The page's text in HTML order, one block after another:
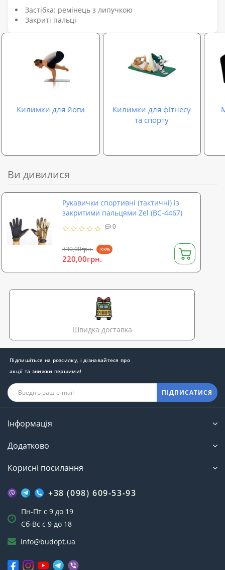
Застібка: ремінець з липучкою
Закриті пальці
Килимки для йоги
Килимки для фітнесу
та спорту
Ви дивилися
Рукавички спортивні (тактичні) із
закритими пальцями Zel (BC-4467)
0
330,00грн. -33%
220,00грн.
Швидка доставка
Підпишіться на розсилку, і дізнавайтеся про
акції та знижки першими!
ПІДПИСАТИСЯ
Інформація
Додатково
Корисні посилання
+38 (098) 609-53-93
Пн-Пт с 9 до 19
Сб-Вс с 9 до 18
info@budopt.ua